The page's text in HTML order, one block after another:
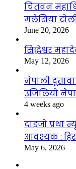
चितवन
मलेसिया
June 20, 2026
सिद्धेश्वर
May 12, 2026
नेपाली
उजिलियो
4 weeks ago
दाइजो
आवश्यक :
May 6, 2026